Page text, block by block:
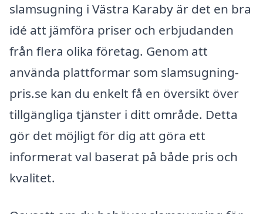
slamsugning i Västra Karaby är det en bra
idé att jämföra priser och erbjudanden
från flera olika företag. Genom att
använda plattformar som slamsugning-
pris.se kan du enkelt få en översikt över
tillgängliga tjänster i ditt område. Detta
gör det möjligt för dig att göra ett
informerat val baserat på både pris och
kvalitet.